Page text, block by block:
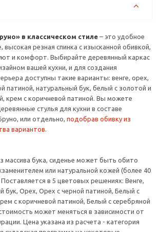
в классическом стиле – это удобное
высокая резная спинка с изысканной обивкой,
и комфорт. Выбирайте деревянный каркас
вашей кухни, и для создания
доступны такие варианты: венге, орех,
патиной, натуральный бук, белый с золотой и
крем с коричневой патиной. Вы можете
стулья для кухни в составе
или отдельно, подобрав обивку из
вариантов.
массива бука, сиденье может быть обито
или натуральной кожей (более 40
в 5 цветовых решениях: Венге,
бук, Орех, Орех с черной патиной, Белый с
с коричневой патиной, Белый с серебряной
может меняться в зависимости от
Цена указана из расчета - категория